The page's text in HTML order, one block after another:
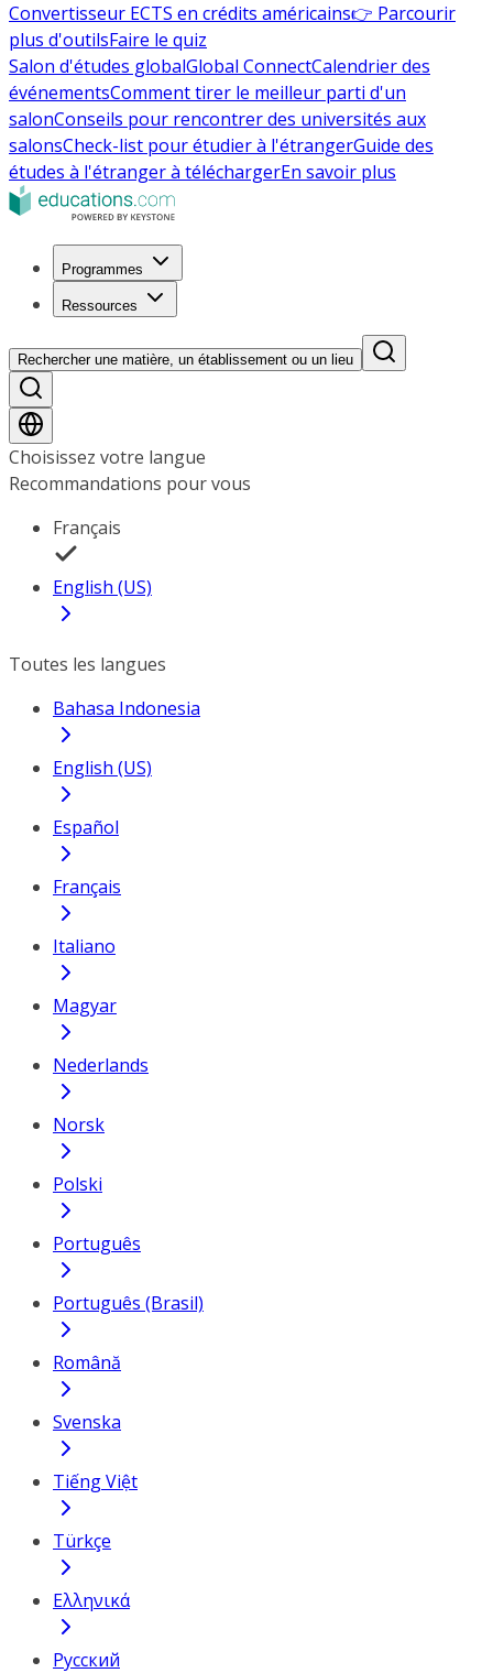
Convertisseur ECTS en crédits américains👉 Parcourir
plus d'outilsFaire le quiz
Salon d'études globalGlobal ConnectCalendrier des
événementsComment tirer le meilleur parti d'un
salonConseils pour rencontrer des universités aux
salonsCheck-list pour étudier à l'étrangerGuide des
études à l'étranger à téléchargerEn savoir plus
Programmes
Ressources
Rechercher une matière, un établissement ou un lieu
Choisissez votre langue
Recommandations pour vous
Français
English (US)
Toutes les langues
Bahasa Indonesia
English (US)
Español
Français
Italiano
Magyar
Nederlands
Norsk
Polski
Português
Português (Brasil)
Română
Svenska
Tiếng Việt
Türkçe
Ελληνικά
Русский